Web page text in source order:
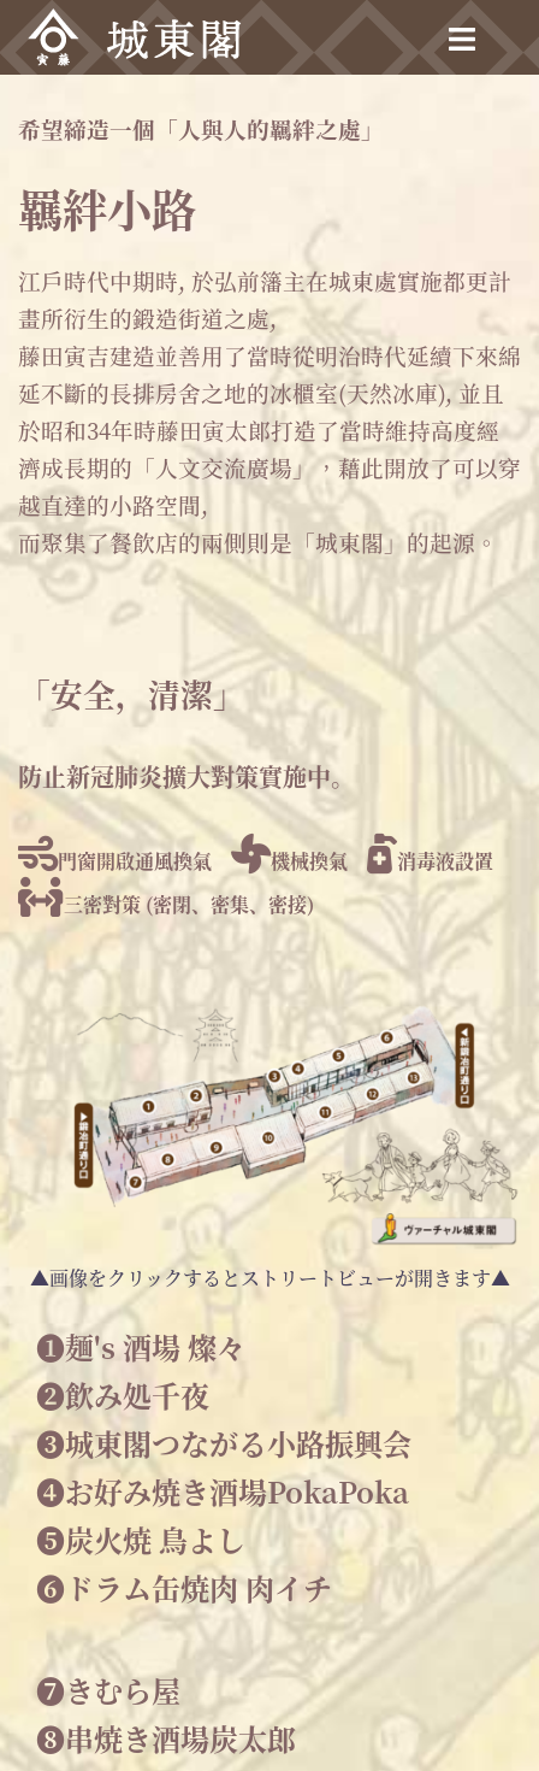
至
主
希望締造一個「人與人的羈絆之處」
羈絆小路
江戶時代中期時, 於弘前籓主在城東處實施都更計
畫所衍生的鍛造街道之處,
藤田寅吉建造並善用了當時從明治時代延續下來綿
延不斷的長排房舍之地的冰櫃室(天然冰庫), 並且
於昭和34年時藤田寅太郎打造了當時維持高度經
濟成長期的「人文交流廣場」，藉此開放了可以穿
越直達的小路空間,
而聚集了餐飲店的兩側則是「城東閣」的起源。
「安全，清潔」
防止新冠肺炎擴大對策實施中。
門窗開啟通風換氣 機械換氣
消毒液設置
三密對策 (密閉、密集、密接)
▲画像をクリックするとストリートビューが開きます▲
❶麺's 酒場 燦々
❷飲み処千夜
❸城東閣つながる小路振興会
❹お好み焼き酒場PokaPoka
❺炭火焼 鳥よし
❻ドラム缶焼肉 肉イチ
❼きむら屋
❽串焼き酒場炭太郎